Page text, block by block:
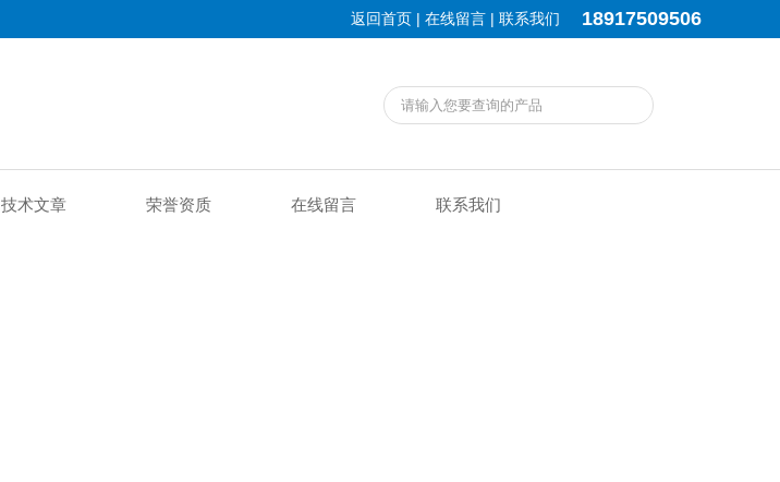
18917509506
返回首页 | 在线留言 | 联系我们
技术文章 荣誉资质 在线留言 联系我们